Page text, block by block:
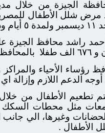
الجيزة من خلال
من المرض
أحمد راشد محافظ الجيزة
رؤساء الأحياء
أوجه الدعم اللازم
تطعيم الأطفال من
مثل محطات السكك
وغيرها، الي
الأطفال .